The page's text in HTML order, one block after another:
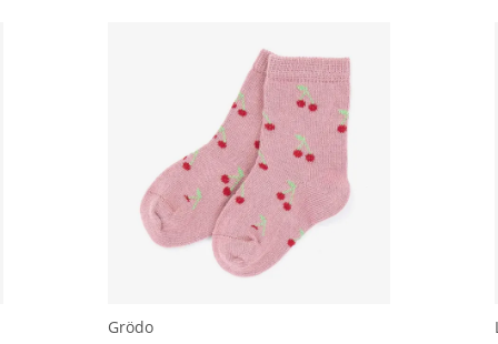
Grödo